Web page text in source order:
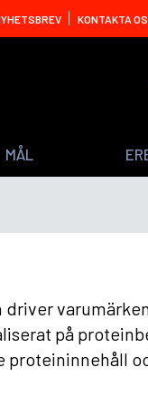
KONTAKTA
MÅL
driver
på
proteininnehåll